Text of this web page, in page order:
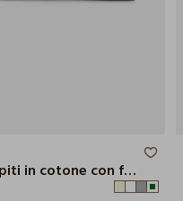
Asciugamano ospiti in cotone con fascia liscia